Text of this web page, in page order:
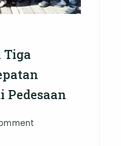
Tiga
Pedesaan